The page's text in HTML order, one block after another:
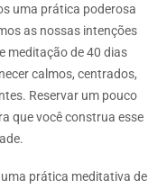
uma prática poderosa
as nossas intenções
meditação de 40 dias
calmos, centrados,
Reservar um pouco
que você construa esse
prática meditativa de